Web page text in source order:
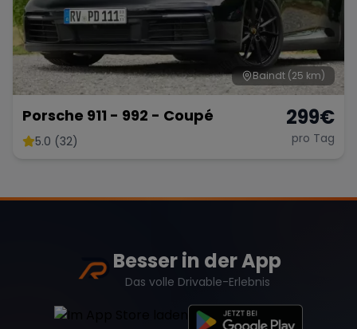
Baindt (25 km)
Porsche 911 - 992 - Coupé
5.0 (32)
299€
pro Tag
Besser in der App
Das volle Drivable-Erlebnis